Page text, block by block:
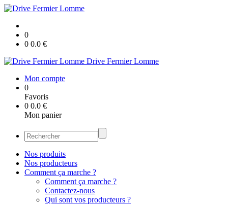
0
0 0.0 €
Drive Fermier Lomme
Mon compte
0
Favoris
0 0.0 €
Mon panier
Nos produits
Nos producteurs
Comment ça marche ?
Comment ça marche ?
Contactez-nous
Qui sont vos producteurs ?